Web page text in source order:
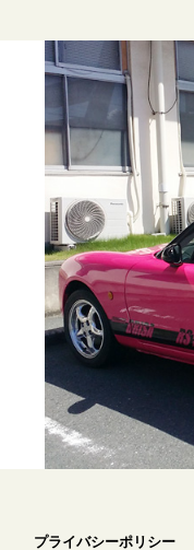
プライバシーポリシー